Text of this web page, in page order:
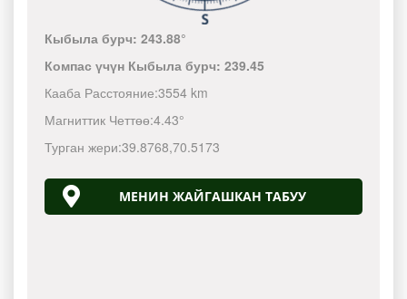
Кыбыла бурч:243.88°
Компас үчүн Кыбыла бурч:239.45
Кааба Расстояние:3554 km
Магниттик Четтөө:4.43°
Турган жери:39.8768,70.5173
МЕНИН ЖАЙГАШКАН ТАБУУ